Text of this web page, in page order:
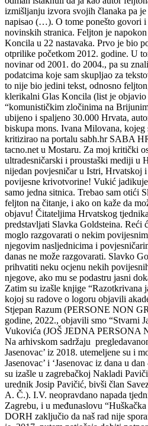
izmišljanju izvora svojih članaka pa
napisao (…). O tome ponešto govori
novinskih stranica. Feljton je
Koncila u 22 nastavaka. Prvo je bio
otprilike početkom 2012. godine. U
novinar od 2001. do 2004., pa su
podatcima koje sam skupljao za
to nije bio jedini tekst, odnosno
klerikalni Glas Koncila (list je objavio
“komunističkim zločinima na
ubijeno i spaljeno 30.000 Hrvata,
biskupa mons. Ivana Milovana, kojeg
kritizirao na portalu sabh.hr SABA
tacno.net u Mostaru. Za moj kritički
ultradesničarski i proustaški mediji u
nijedan povjesničar u Istri, Hrvatskoj
povijesne krivotvorine! Vukić
samo jedna sitnica. Trebao sam otići
feljton na čitanje, i ako on kaže da
objavu! Čitateljima Hrvatskog
predstavljati Slavka Goldsteina. Reći
moglo razgovarati o nekim
njegovim nasljednicima i
danas ne može razgovarati. Slavko
prihvatiti neku ocjenu nekih
njegove, ako mu se podastru jasni
Zatim su izašle knjige “Razotkrivana
kojoj su radove o logoru objavili
Stjepan Razum (PERSONE NON
godine, 2022., objavili smo “Stvarni
Vukovića (JOŠ JEDNA PERSONA
Na arhivskom sadržaju
Jasenovac’ iz 2018. utemeljene su i
Jasenovac’ i ‘Jasenovac iz dana u
su izašle u zagrebačkoj Nakladi
urednik Josip Pavičić, bivši član
A. Č.). I.V. neopravdano napada
Zagrebu, i u međunaslovu
DORH zaključio da naš rad nije